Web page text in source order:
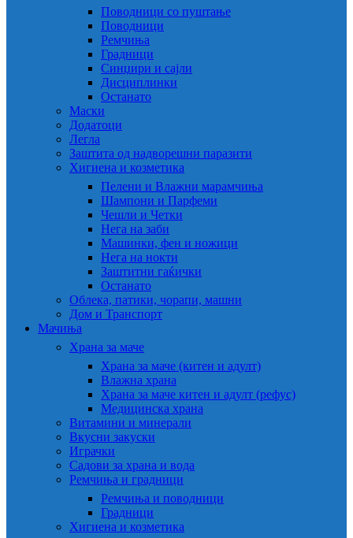
Поводници со пуштање
Поводници
Ремчиња
Градници
Синџири и сајли
Дисциплинки
Останато
Маски
Додатоци
Легла
Заштита од надворешни паразити
Хигиена и козметика
Пелени и Влажни марамчиња
Шампони и Парфеми
Чешли и Четки
Нега на заби
Машинки, фен и ножици
Нега на нокти
Заштитни гаќички
Останато
Облека, патики, чорапи, машни
Дом и Транспорт
Мачиња
Храна за маче
Храна за маче (китен и адулт)
Влажна храна
Храна за маче китен и адулт (рефус)
Медицинска храна
Витамини и минерали
Вкусни закуски
Играчки
Садови за храна и вода
Ремчиња и градници
Ремчиња и поводници
Градници
Хигиена и козметика